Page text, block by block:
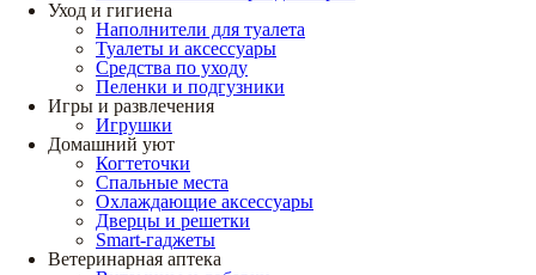
Уход и гигиена
Наполнители для туалета
Туалеты и аксессуары
Средства по уходу
Пеленки и подгузники
Игры и развлечения
Игрушки
Домашний уют
Когтеточки
Спальные места
Охлаждающие аксессуары
Дверцы и решетки
Smart-гаджеты
Ветеринарная аптека